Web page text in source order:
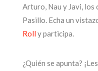
Arturo, Nau y Javi, los
Pasillo. Echa un
Roll y participa.
¿Quién se apunta?